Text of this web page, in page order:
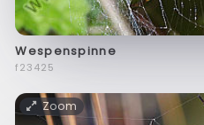
Wespenspinne
f23425
Zoom